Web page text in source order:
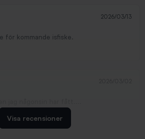
2026/03/13
för kommande isfiske.
Visa recensioner